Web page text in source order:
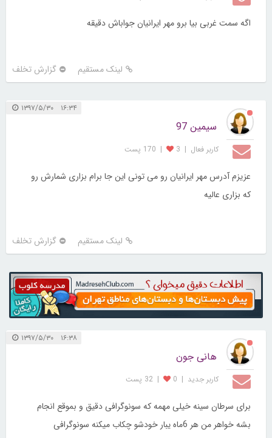
اگه سمت غربی بیا برو مهر ایرانیان جواباش دقیقه
لینک مستقیم گزارش تخلف
۱۶:۳۴ ۱۳۹۷/۵/۳۰
سیمین 97
کاربر فعال |
3
| 170 پست
عزیزم آدرس مهر ایرانیان رو می تونی این جا برام بزاری شمارش رو
که بزاری عالیه
لینک مستقیم گزارش تخلف
۱۶:۳۸ ۱۳۹۷/۵/۳۰
هانی جون
کاربر جديد |
0
| 32 پست
برای سرطان سینه خیلی مهمه که سونوگرافی دقیق و بموقع انجام
بشه خواهر من هر 6ماه یبار خودشو چکاب میکنه سونوگرافی